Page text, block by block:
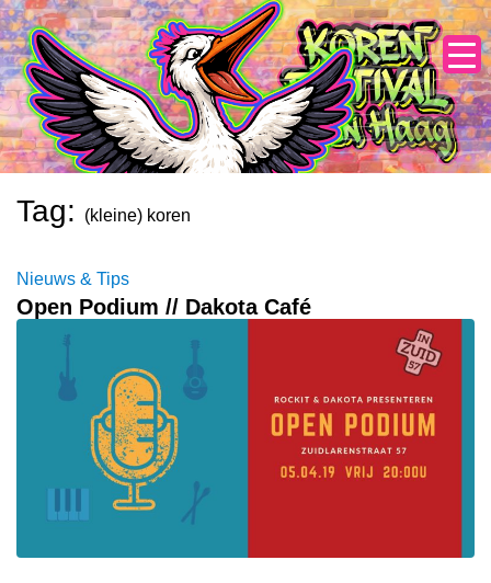
Skip
to
content
Tag: (kleine) koren
Nieuws & Tips
Open Podium // Dakota Café